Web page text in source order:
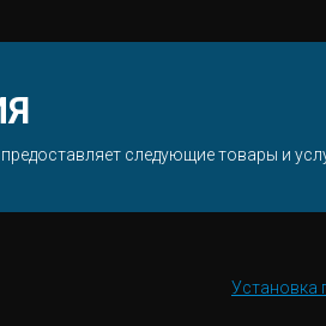
следующие товары и
Установка